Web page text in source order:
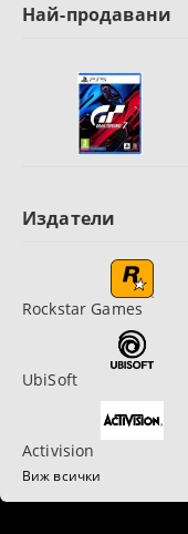
Най-продавани
Издатели
Rockstar Games
UbiSoft
Activision
Виж всички